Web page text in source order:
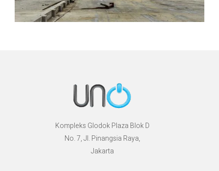
Kompleks Glodok Plaza Blok D
No. 7, Jl. Pinangsia Raya,
Jakarta